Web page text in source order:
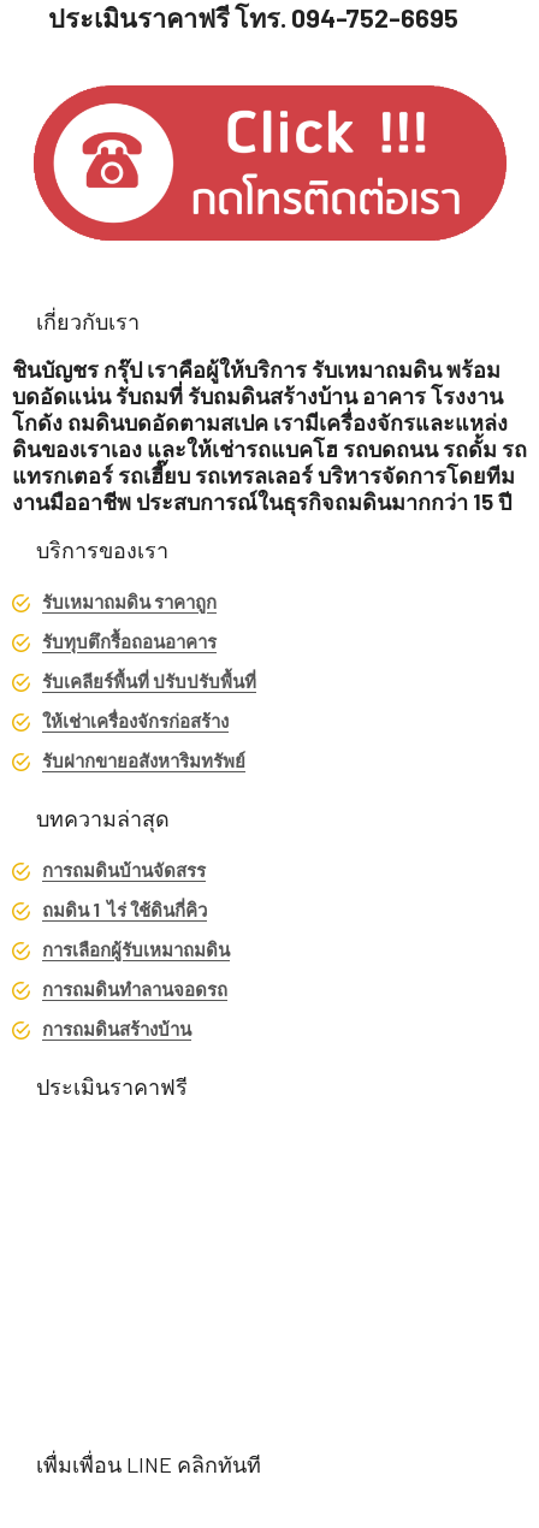
ประเมินราคาฟรี โทร. 094-752-6695
เกี่ยวกับเรา
ชินบัญชร กรุ๊ป เราคือผู้ให้บริการ รับเหมาถมดิน พร้อม
บดอัดแน่น รับถมที่ รับถมดินสร้างบ้าน อาคาร โรงงาน
โกดัง ถมดินบดอัดตามสเปค เรามีเครื่องจักรและแหล่ง
ดินของเราเอง และให้เช่ารถแบคโฮ รถบดถนน รถดั้ม รถ
แทรกเตอร์ รถเฮี๊ยบ รถเทรลเลอร์ บริหารจัดการโดยทีม
งานมืออาชีพ ประสบการณ์ในธุรกิจถมดินมากกว่า 15 ปี
บริการของเรา
รับเหมาถมดิน ราคาถูก
รับทุบตึกรื้อถอนอาคาร
รับเคลียร์พื้นที่ ปรับปรับพื้นที่
ให้เช่าเครื่องจักรก่อสร้าง
รับฝากขายอสังหาริมทรัพย์
บทความล่าสุด
การถมดินบ้านจัดสรร
ถมดิน 1 ไร่ ใช้ดินกี่คิว
การเลือกผู้รับเหมาถมดิน
การถมดินทำลานจอดรถ
การถมดินสร้างบ้าน
ประเมินราคาฟรี
เพื่มเพื่อน LINE คลิกทันที